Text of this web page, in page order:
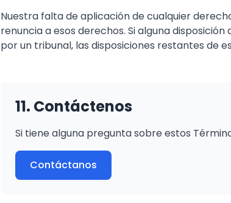
Nuestra falta de aplicación de cualquier
renuncia a esos derechos. Si alguna
por un tribunal, las disposiciones restantes de
11. Contáctenos
Si tiene alguna pregunta sobre estos
Contáctanos